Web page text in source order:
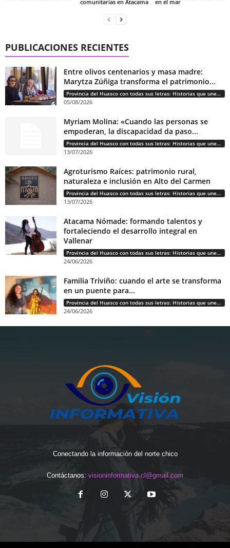
comunitarias en Atacama
en el mar
PUBLICACIONES RECIENTES
Entre olivos centenarios y masa madre:
Marytza Zúñiga transforma el patrimonio...
Provincia del Huasco con todas sus letras: Historias que unen cultura, diversidad e identidad
05/08/2026
Myriam Molina: «Cuando las personas se
empoderan, la discapacidad da paso...
Provincia del Huasco con todas sus letras: Historias que unen cultura, diversidad e identidad
13/07/2026
Agroturismo Raíces: patrimonio rural,
naturaleza e inclusión en Alto del Carmen
Provincia del Huasco con todas sus letras: Historias que unen cultura, diversidad e identidad
13/07/2026
Atacama Nómade: formando talentos y
fortaleciendo el desarrollo integral en
Vallenar
Provincia del Huasco con todas sus letras: Historias que unen cultura, diversidad e identidad
24/06/2026
Familia Triviño: cuando el arte se transforma
en un puente para...
Provincia del Huasco con todas sus letras: Historias que unen cultura, diversidad e identidad
24/06/2026
Conectando la información del norte chico
Contáctanos: visioninformativa.cl@gmail.com